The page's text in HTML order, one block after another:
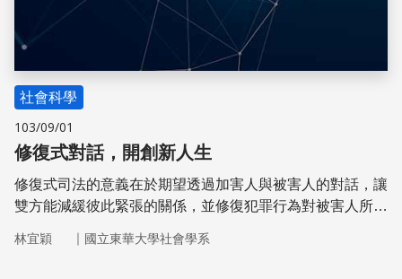
社會科學
103/09/01
修復式對話，開創新人生
修復式司法的意義在於期望透過加害人與被害人的對話，讓
雙方能減緩彼此緊張的關係，並修復犯罪行為對被害人所造
回歸社會、降低再犯的發生
林宜穎 ｜ 國立東華大學社會學系